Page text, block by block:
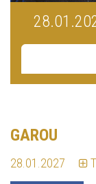
GAROU
28.01.2027